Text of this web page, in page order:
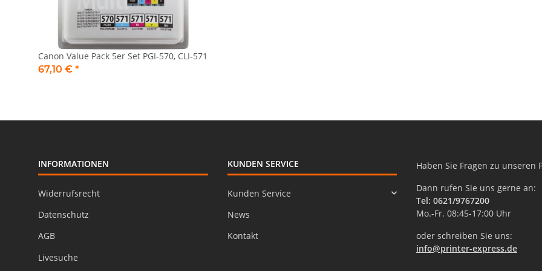
Canon Value Pack 5er Set PGI-570, CLI-571
67,10 € *
INFORMATIONEN
Widerrufsrecht
Datenschutz
AGB
Livesuche
KUNDEN SERVICE
Kunden Service
News
Kontakt
Haben Sie Fragen zu unseren
Dann rufen Sie uns gerne an:
Tel: 0621/9767200
Mo.-Fr. 08:45-17:00 Uhr
oder schreiben Sie uns:
info@printer-express.de